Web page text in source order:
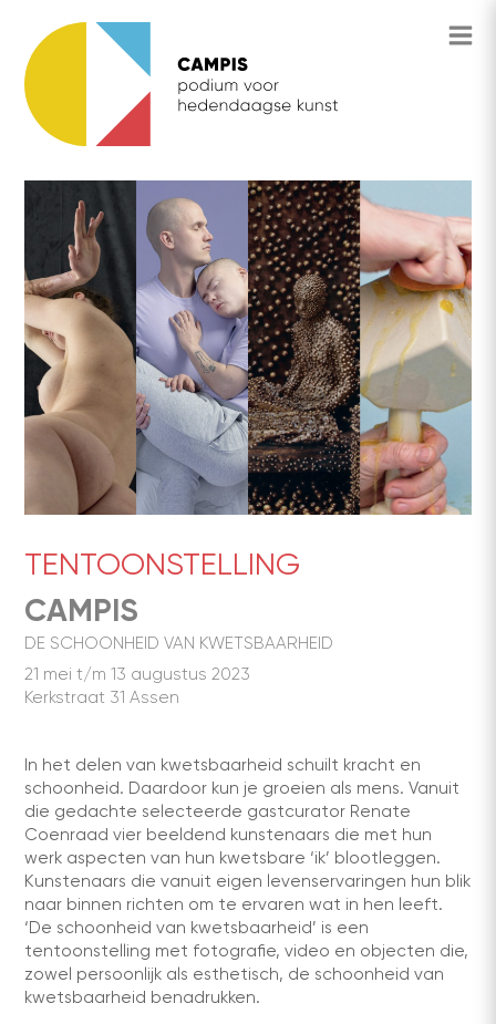
TENTOONSTELLING
CAMPIS
DE SCHOONHEID VAN KWETSBAARHEID
21 mei t/m 13 augustus 2023
Kerkstraat 31 Assen
In het delen van kwetsbaarheid schuilt kracht en
schoonheid. Daardoor kun je groeien als mens. Vanuit
die gedachte selecteerde gastcurator Renate
Coenraad vier beeldend kunstenaars die met hun
werk aspecten van hun kwetsbare ‘ik’ blootleggen.
Kunstenaars die vanuit eigen levenservaringen hun blik
naar binnen richten om te ervaren wat in hen leeft.
‘De schoonheid van kwetsbaarheid’ is een
tentoonstelling met fotografie, video en objecten die,
zowel persoonlijk als esthetisch, de schoonheid van
kwetsbaarheid benadrukken.